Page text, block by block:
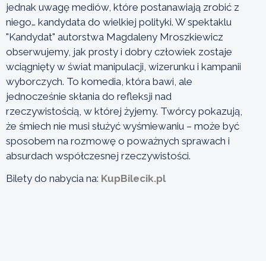
jednak uwagę mediów, które postanawiają zrobić z
niego… kandydata do wielkiej polityki. W spektaklu
"Kandydat" autorstwa Magdaleny Mroszkiewicz
obserwujemy, jak prosty i dobry człowiek zostaje
wciągnięty w świat manipulacji, wizerunku i kampanii
wyborczych. To komedia, która bawi, ale
jednocześnie skłania do refleksji nad
rzeczywistością, w której żyjemy. Twórcy pokazują,
że śmiech nie musi służyć wyśmiewaniu – może być
sposobem na rozmowę o poważnych sprawach i
absurdach współczesnej rzeczywistości.
Bilety do nabycia na: KupBilecik.pl